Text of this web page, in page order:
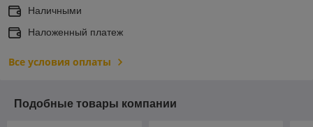
Наличными
Наложенный платеж
Все условия оплаты
Подобные товары компании